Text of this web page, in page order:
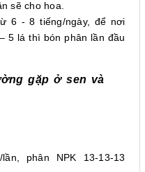
sẽ cho hoa.
6 - 8 tiếng/ngày, để nơi
5 lá thì bón phân lần đầu
gặp ở sen và
phân NPK 13-13-13